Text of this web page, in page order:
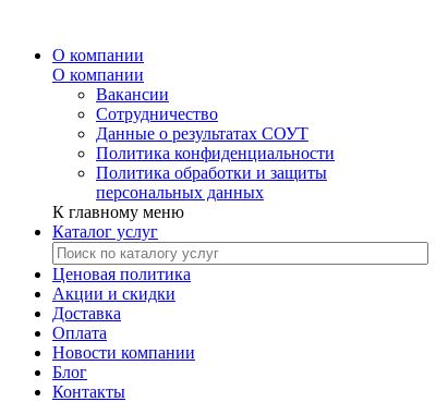
О компании
О компании
Вакансии
Сотрудничество
Данные о результатах СОУТ
Политика конфиденциальности
Политика обработки и защиты
персональных данных
К главному меню
Каталог услуг
Ценовая политика
Акции и скидки
Доставка
Оплата
Новости компании
Блог
Контакты